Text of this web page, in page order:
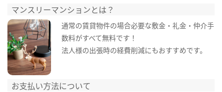
マンスリーマンションとは？
通常の賃貸物件の場合必要な敷金・礼金・仲介手
数料がすべて無料です！
法人様の出張時の経費削減にもおすすめです。
お支払い方法について